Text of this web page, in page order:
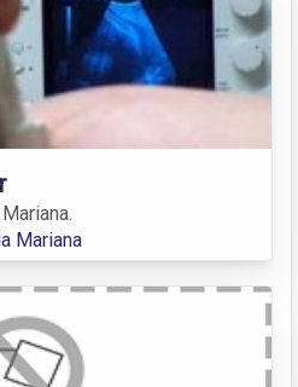
Mariana